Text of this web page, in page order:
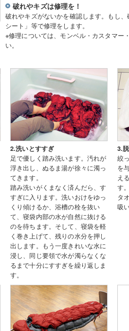
破れやキズは修理を！
破れやキズがないかを確認します。もし
シート」等で修理をします。
※修理については、モンベル・カスタマー
い。
2.洗いとすすぎ
足で優しく踏み洗います。汚れが
浮き出し、ぬるま湯が徐々に濁っ
てきます。
踏み洗いがくまなく済んだら、す
すぎに入ります。洗いおけをゆっ
くり傾けるか、浴槽の栓を抜い
て、寝袋内部の水が自然に抜ける
のを待ちます。そして、寝袋を軽
く巻き上げて、残りの水分を押し
出します。もう一度きれいな水に
浸し、同じ要領で水が濁らなくな
るまで十分にすすぎを繰り返しま
す。
3.
絞
を
え
す
タ
吸